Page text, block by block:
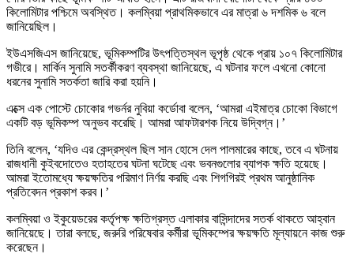
কিলোমিটার পশ্চিমে অবস্থিত। কলম্বিয়া প্রাথমিকভাবে এর মাত্রা ৬ দশমিক ৬ বলে
জানিয়েছিল।
ইউএসজিএস জানিয়েছে, ভূমিকম্পটির উৎপত্তিস্থল ভূপৃষ্ঠ থেকে প্রায় ১০৭ কিলোমিটার
গভীরে। মার্কিন সুনামি সতর্কীকরণ ব্যবস্থা জানিয়েছে, এ ঘটনার ফলে এখনো কোনো
ধরনের সুনামি সতর্কতা জারি করা হয়নি।
এক্সে এক পোস্টে চোকোর গভর্নর নুবিয়া কর্ডোবা বলেন, ‘আমরা এইমাত্র চোকো বিভাগে
একটি বড় ভূমিকম্প অনুভব করেছি। আমরা আফটারশক নিয়ে উদ্বিগ্ন।’
তিনি বলেন, ‘যদিও এর কেন্দ্রস্থল ছিল সান হোসে দেল পালমারের কাছে, তবে এ ঘটনায়
রাজধানী কুইবদোতেও হতাহতের ঘটনা ঘটেছে এবং ভবনগুলোর ব্যাপক ক্ষতি হয়েছে।
আমরা ইতোমধ্যে ক্ষয়ক্ষতির পরিমাণ নির্ণয় করছি এবং শিগগিরই প্রথম আনুষ্ঠানিক
প্রতিবেদন প্রকাশ করব।’
কলম্বিয়া ও ইকুয়েডরের কর্তৃপক্ষ ক্ষতিগ্রস্ত এলাকার বাসিন্দাদের সতর্ক থাকতে আহ্বান
জানিয়েছে। তারা বলছে, জরুরি পরিষেবার কর্মীরা ভূমিকম্পের ক্ষয়ক্ষতি মূল্যায়নে কাজ শুরু
করেছেন।